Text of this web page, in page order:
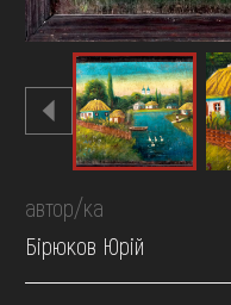
автор/ка
Бірюков Юрій